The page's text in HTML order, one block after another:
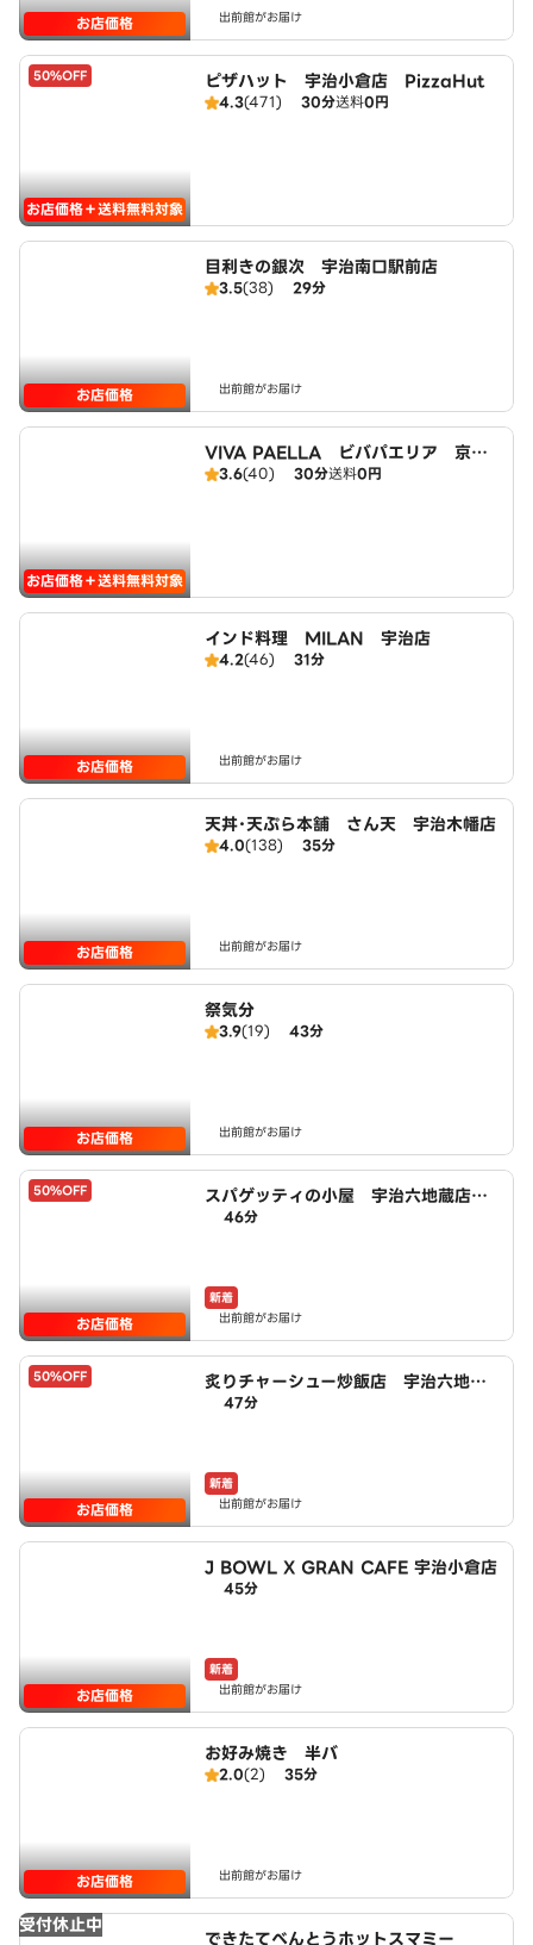
お店価格 出前館がお届け
50%OFF
お店価格＋送料無料対象
ピザハット 宇治小倉店 PizzaHut
4.3(471) 30分送料0円
お店価格
目利きの銀次 宇治南口駅前店
3.5(38) 29分
出前館がお届け
お店価格＋送料無料対象
VIVA PAELLA ビバパエリア 京都
宇治店
3.6(40) 30分送料0円
お店価格
インド料理 MILAN 宇治店
4.2(46) 31分
出前館がお届け
お店価格
天丼･天ぷら本舗 さん天 宇治木幡店
4.0(138) 35分
出前館がお届け
お店価格
祭気分
3.9(19) 43分
出前館がお届け
50%OFF
お店価格
スパゲッティの小屋 宇治六地蔵店 p
owered by LAWSON
46分
新着
出前館がお届け
50%OFF
お店価格
炙りチャーシュー炒飯店 宇治六地蔵
店 powered by LAWSON
47分
新着
出前館がお届け
お店価格
J BOWL X GRAN CAFE 宇治小倉店
45分
新着
出前館がお届け
お店価格
お好み焼き 半バ
2.0(2) 35分
出前館がお届け
受付休止中
できたてべんとうホットスマミー